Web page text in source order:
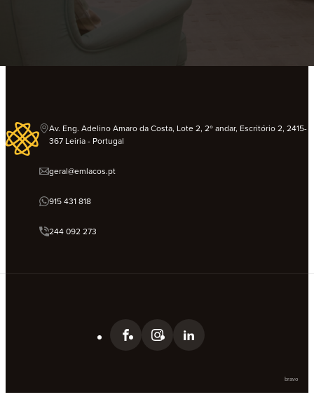
Av. Eng. Adelino Amaro da Costa, Lote 2, 2º andar, Escritório 2, 2415-
367 Leiria - Portugal
geral@emlacos.pt
915 431 818
244 092 273
bravo